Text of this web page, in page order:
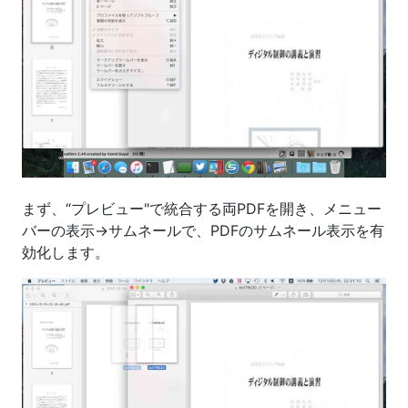
まず、“プレビュー"で統合する両PDFを開き、メニュー
バーの表示→サムネールで、PDFのサムネール表示を有
効化します。